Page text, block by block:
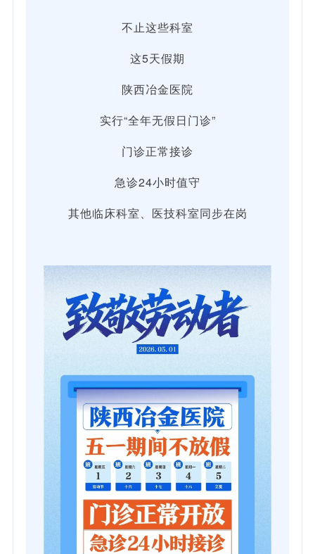
不止这些科室
这5天假期
陕西冶金医院
实行“全年无假日门诊”
门诊正常接诊
急诊24小时值守
其他临床科室、医技科室同步在岗